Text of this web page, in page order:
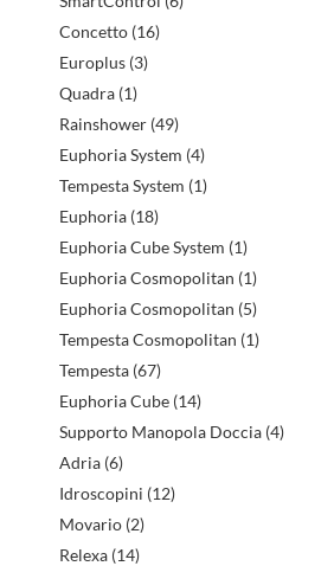
Concetto (16)
Europlus (3)
Quadra (1)
Rainshower (49)
Euphoria System (4)
Tempesta System (1)
Euphoria (18)
Euphoria Cube System (1)
Euphoria Cosmopolitan (1)
Euphoria Cosmopolitan (5)
Tempesta Cosmopolitan (1)
Tempesta (67)
Euphoria Cube (14)
Supporto Manopola Doccia (4)
Adria (6)
Idroscopini (12)
Movario (2)
Relexa (14)